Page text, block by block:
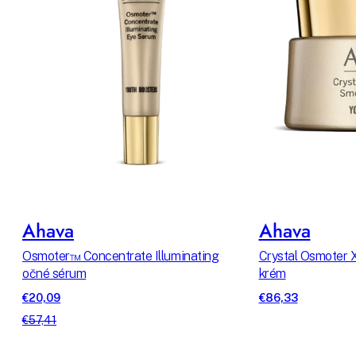
Ahava
Osmoter™ Concentrate Illuminating
očné sérum
€20,09
€57,41
Ahava
Crystal Osmoter
krém
€86,33